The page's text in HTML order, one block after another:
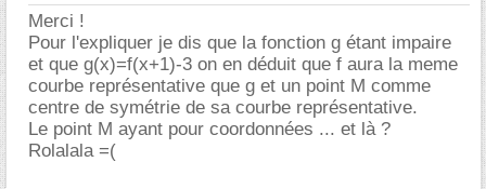
Merci !
Pour l'expliquer je dis que la fonction g étant impaire
et que g(x)=f(x+1)-3 on en déduit que f aura la meme
courbe représentative que g et un point M comme
centre de symétrie de sa courbe représentative.
Le point M ayant pour coordonnées ... et là ?
Rolalala =(